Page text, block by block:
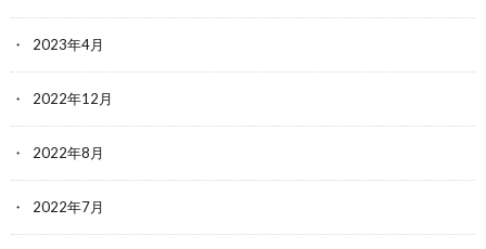
2023年4月
2022年12月
2022年8月
2022年7月